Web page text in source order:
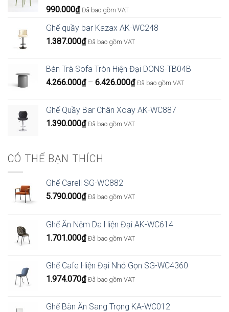
990.000₫ Đã bao gồm VAT
Ghế quầy bar Kazax AK-WC248
1.387.000₫ Đã bao gồm VAT
Bàn Trà Sofa Tròn Hiện Đại DONS-TB04B
4.266.000₫ – 6.426.000₫Khoảng
4.266.000₫
đến
Đã bao gồm VAT
Ghế Quầy Bar Chân Xoay AK-WC887
1.390.000₫ Đã bao gồm VAT
CÓ THỂ BẠN THÍCH
Ghế Carell SG-WC882
5.790.000₫ Đã bao gồm VAT
Ghế Ăn Nệm Da Hiện Đại AK-WC614
1.701.000₫ Đã bao gồm VAT
Ghế Cafe Hiện Đại Nhỏ Gọn SG-WC4360
1.974.070₫ Đã bao gồm VAT
Ghế Bàn Ăn Sang Trọng KA-WC012